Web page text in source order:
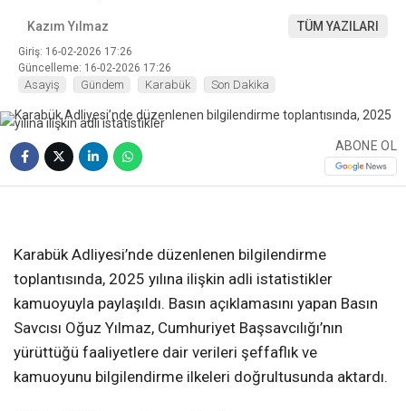
Kazım Yılmaz TÜM YAZILARI
Giriş: 16-02-2026 17:26
Güncelleme: 16-02-2026 17:26
Asayiş Gündem Karabük Son Dakika
ABONE OL
Karabük Adliyesi’nde düzenlenen bilgilendirme
toplantısında, 2025 yılına ilişkin adli istatistikler
kamuoyuyla paylaşıldı. Basın açıklamasını yapan Basın
Savcısı Oğuz Yılmaz, Cumhuriyet Başsavcılığı’nın
yürüttüğü faaliyetlere dair verileri şeffaflık ve
kamuoyunu bilgilendirme ilkeleri doğrultusunda aktardı.